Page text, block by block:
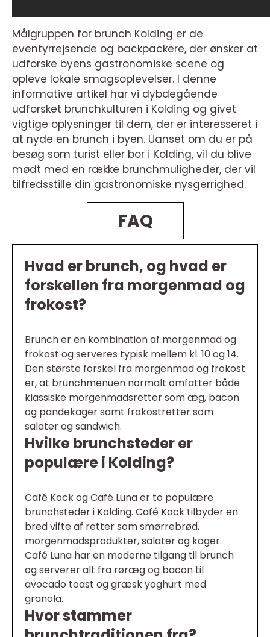
Målgruppen for brunch Kolding er de
eventyrrejsende og backpackere, der ønsker at
udforske byens gastronomiske scene og
opleve lokale smagsoplevelser. I denne
informative artikel har vi dybdegående
udforsket brunchkulturen i Kolding og givet
vigtige oplysninger til dem, der er interesseret i
at nyde en brunch i byen. Uanset om du er på
besøg som turist eller bor i Kolding, vil du blive
mødt med en række brunchmuligheder, der vil
tilfredsstille din gastronomiske nysgerrighed.
FAQ
Hvad er brunch, og hvad er
forskellen fra morgenmad og
frokost?
Brunch er en kombination af morgenmad og
frokost og serveres typisk mellem kl. 10 og 14.
Den største forskel fra morgenmad og frokost
er, at brunchmenuen normalt omfatter både
klassiske morgenmadsretter som æg, bacon
og pandekager samt frokostretter som
salater og sandwich.
Hvilke brunchsteder er
populære i Kolding?
Café Kock og Café Luna er to populære
brunchsteder i Kolding. Café Kock tilbyder en
bred vifte af retter som smørrebrød,
morgenmadsprodukter, salater og kager.
Café Luna har en moderne tilgang til brunch
og serverer alt fra røræg og bacon til
avocado toast og græsk yoghurt med
granola.
Hvor stammer